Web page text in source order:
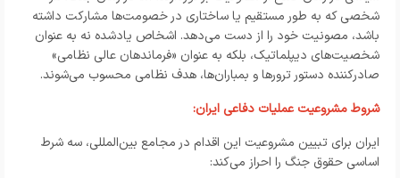
شخصی که به طور مستقیم یا ساختاری در خصومت‌ها مشارکت داشته
باشد، مصونیت خود را از دست می‌دهد. اشخاص یادشده نه به عنوان
شخصیت‌های دیپلماتیک، بلکه به عنوان «فرماندهان عالی نظامی»
صادرکننده دستور ترورها و بمباران‌ها، هدف نظامی محسوب می‌شوند.
شروط مشروعیت عملیات دفاعی ایران:
ایران برای تبیین مشروعیت این اقدام در مجامع بین‌المللی، سه شرط
اساسی حقوق جنگ را احراز می‌کند: